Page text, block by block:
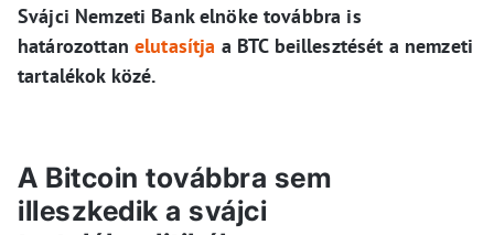
Svájci Nemzeti Bank elnöke továbbra is
határozottan elutasítja a BTC beillesztését a nemzeti
tartalékok közé.
A Bitcoin továbbra sem
illeszkedik a svájci